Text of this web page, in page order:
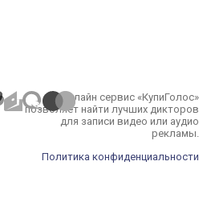
Онлайн сервис «КупиГолос»
позволяет найти лучших дикторов
для записи видео или аудио
рекламы.
Политика конфиденциальности